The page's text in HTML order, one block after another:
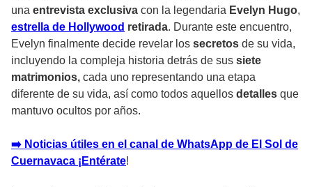
una entrevista exclusiva con la legendaria Evelyn Hugo,
estrella de Hollywood retirada. Durante este encuentro,
Evelyn finalmente decide revelar los secretos de su vida,
incluyendo la compleja historia detrás de sus siete
matrimonios, cada uno representando una etapa
diferente de su vida, así como todos aquellos detalles que
mantuvo ocultos por años.
➡️ Noticias útiles en el canal de WhatsApp de El Sol de
Cuernavaca ¡Entérate!